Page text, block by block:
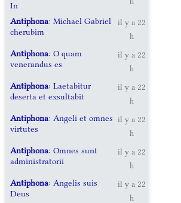
In
Antiphona: Michael Gabriel
cherubim
il y a 22
h
Antiphona: O quam
venerandus es
il y a 22
h
Antiphona: Laetabitur
deserta et exsultabit
il y a 22
h
Antiphona: Angeli et omnes
virtutes
il y a 22
h
Antiphona: Omnes sunt
administratorii
il y a 22
h
Antiphona: Angelis suis
Deus
il y a 22
h